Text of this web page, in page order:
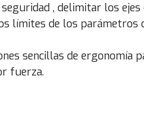
, delimitar los
límites de los parámetros
sencillas de ergonomía
fuerza.